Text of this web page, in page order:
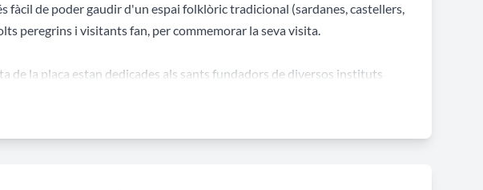
fàcil de poder gaudir d'un espai folklòric tradicional (sardanes, castellers,
peregrins i visitants fan, per commemorar la seva visita.
de la plaça estan dedicades als sants fundadors de diversos instituts
Germanes de la Caritat la imatges de Sant Vicenç de Paül i els Salesians